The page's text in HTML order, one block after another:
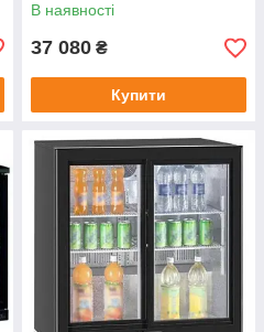
В наявності
37 080 ₴
Купити